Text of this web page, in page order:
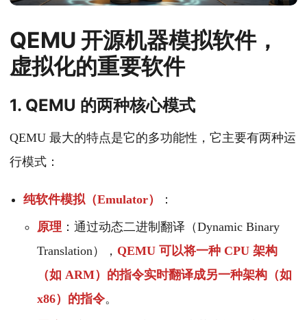
QEMU 开源机器模拟软件，
虚拟化的重要软件
1. QEMU 的两种核心模式
QEMU 最大的特点是它的多功能性，它主要有两种运
行模式：
纯软件模拟（Emulator）
：
原理 ：通过动态二进制翻译（Dynamic Binary
Translation）， QEMU 可以将一种 CPU 架构
（如 ARM）的指令实时翻译成另一种架构（如
x86）的指令。